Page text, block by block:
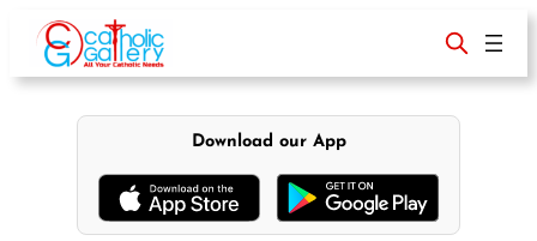
content
Download our App